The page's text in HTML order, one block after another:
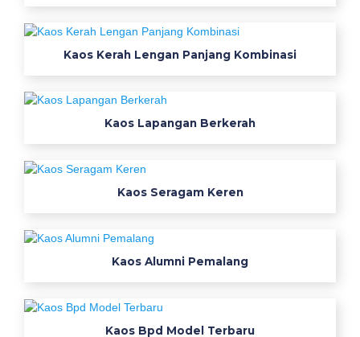
Kaos Kerah Lengan Panjang Kombinasi
Kaos Lapangan Berkerah
Kaos Seragam Keren
Kaos Alumni Pemalang
Kaos Bpd Model Terbaru